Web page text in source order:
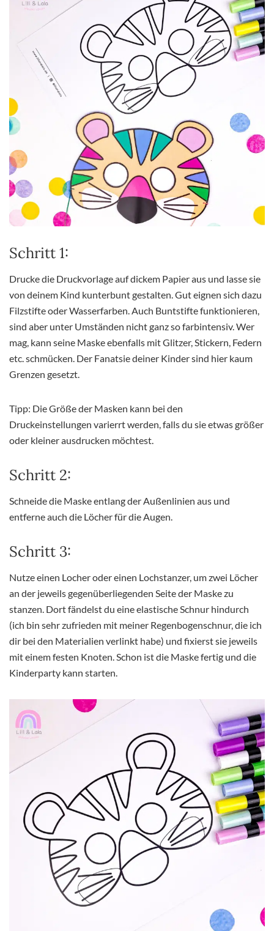
Schritt 1:
Drucke die Druckvorlage auf dickem Papier aus und lasse sie
von deinem Kind kunterbunt gestalten. Gut eignen sich dazu
Filzstifte oder Wasserfarben. Auch Buntstifte funktionieren,
sind aber unter Umständen nicht ganz so farbintensiv. Wer
mag, kann seine Maske ebenfalls mit Glitzer, Stickern, Federn
etc. schmücken. Der Fanatsie deiner Kinder sind hier kaum
Grenzen gesetzt.
Tipp: Die Größe der Masken kann bei den
Druckeinstellungen varierrt werden, falls du sie etwas größer
oder kleiner ausdrucken möchtest.
Schritt 2:
Schneide die Maske entlang der Außenlinien aus und
entferne auch die Löcher für die Augen.
Schritt 3:
Nutze einen Locher oder einen Lochstanzer, um zwei Löcher
an der jeweils gegenüberliegenden Seite der Maske zu
stanzen. Dort fändelst du eine elastische Schnur hindurch
(ich bin sehr zufrieden mit meiner Regenbogenschnur, die ich
dir bei den Materialien verlinkt habe) und fixierst sie jeweils
mit einem festen Knoten. Schon ist die Maske fertig und die
Kinderparty kann starten.